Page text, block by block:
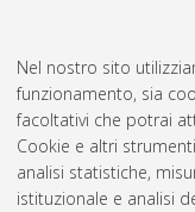
Nel nostro sito
funzionamento, sia
facoltativi che potrai
Cookie e altri
analisi statistiche,
istituzionale e analisi